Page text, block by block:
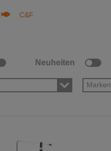
C&F
Neuheiten
Marken